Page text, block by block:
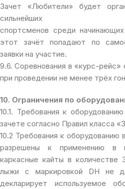
Зачет «Любители» будет
сильнейших
спортсменов среди
этот зачёт попадают по
заявки на участие.
9.6. Соревнования в «курс-
при проведении не менее трёх
10. Ограничения по
10.1. Требования к
зачете согласно Правил класса
10.2 Требования к
разрешены к применению в
каркасные кайты в
лыжи с маркировкой DH не
декларирует используемое